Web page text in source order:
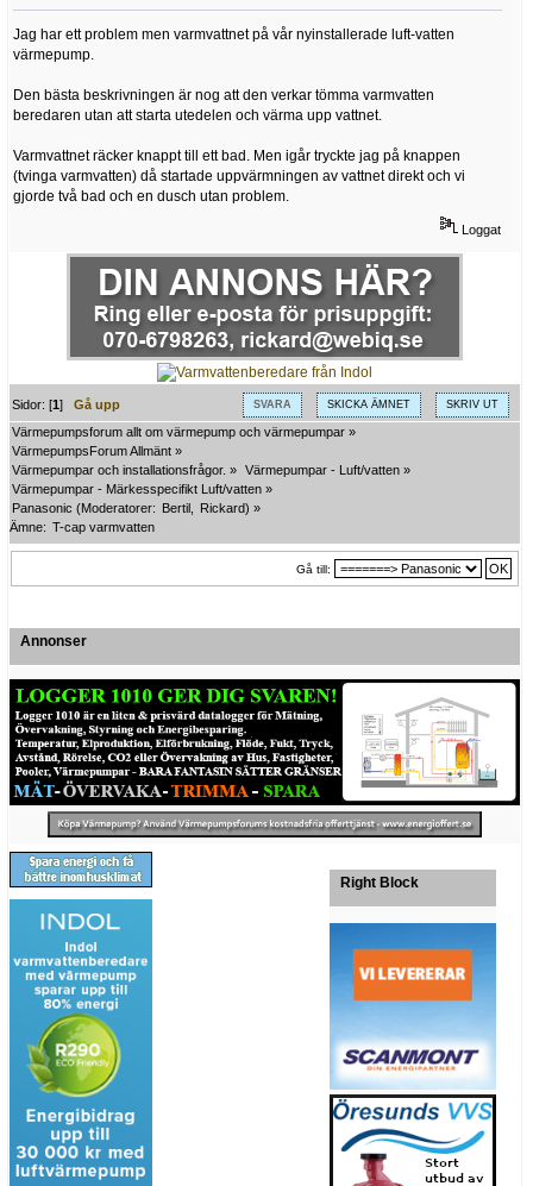
Jag har ett problem men varmvattnet på vår nyinstallerade luft-vatten
värmepump.
Den bästa beskrivningen är nog att den verkar tömma varmvatten
beredaren utan att starta utedelen och värma upp vattnet.
Varmvattnet räcker knappt till ett bad. Men igår tryckte jag på knappen
(tvinga varmvatten) då startade uppvärmningen av vattnet direkt och vi
gjorde två bad och en dusch utan problem.
Loggat
SVARA SKICKA ÄMNET SKRIV UT
Sidor: [1]Gå upp
Värmepumpsforum allt om värmepump och värmepumpar »
VärmepumpsForum Allmänt »
Värmepumpar och installationsfrågor. » Värmepumpar - Luft/vatten »
Värmepumpar - Märkesspecifikt Luft/vatten »
Panasonic (Moderatorer: Bertil Rickard) »
Ämne: T-cap varmvatten
Gå till:
Annonser
Right Block